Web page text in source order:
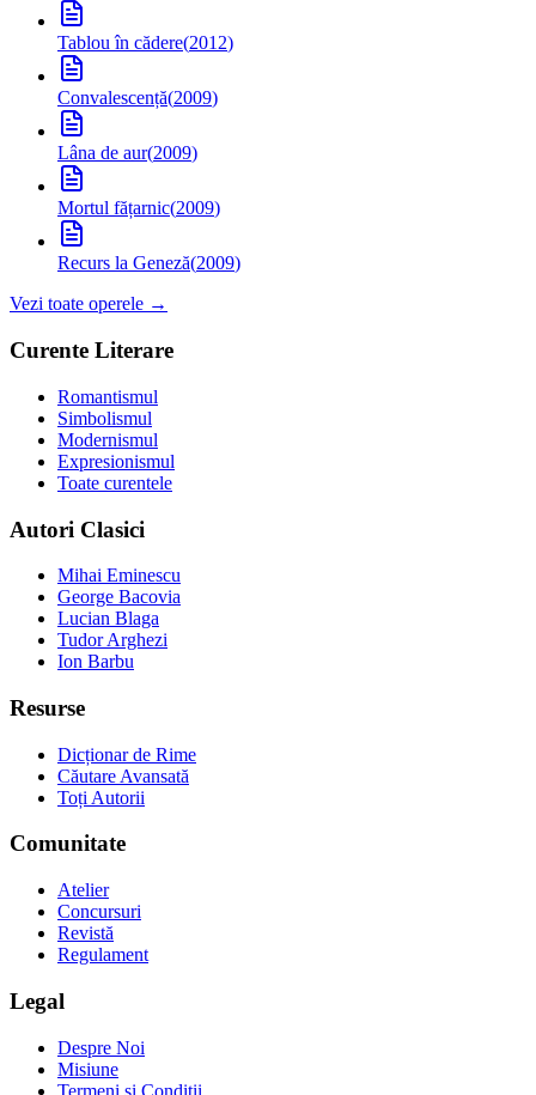
Tablou în cădere(2012)
Convalescență(2009)
Lâna de aur(2009)
Mortul fățarnic(2009)
Recurs la Geneză(2009)
Vezi toate operele →
Curente Literare
Romantismul
Simbolismul
Modernismul
Expresionismul
Toate curentele
Autori Clasici
Mihai Eminescu
George Bacovia
Lucian Blaga
Tudor Arghezi
Ion Barbu
Resurse
Dicționar de Rime
Căutare Avansată
Toți Autorii
Comunitate
Atelier
Concursuri
Revistă
Regulament
Legal
Despre Noi
Misiune
Termeni și Condiții